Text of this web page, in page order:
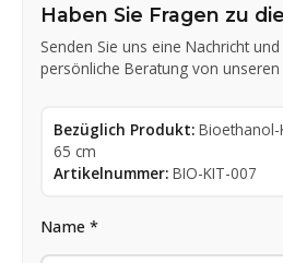
Haben Sie Fragen zu
Senden Sie uns eine Nachricht
persönliche Beratung von unseren
Bezüglich Produkt: Bioethanol-
65 cm
Artikelnummer: BIO-KIT-007
Name *